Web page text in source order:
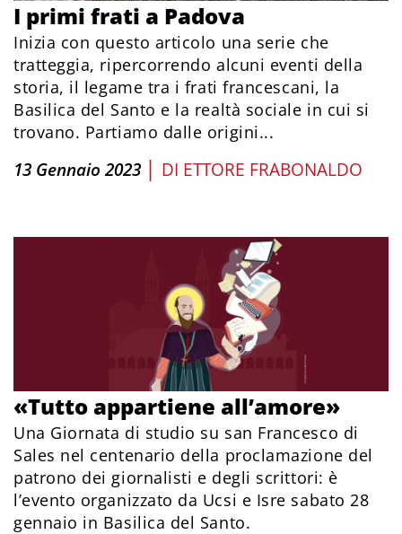
I primi frati a Padova
Inizia con questo articolo una serie che
tratteggia, ripercorrendo alcuni eventi della
storia, il legame tra i frati francescani, la
Basilica del Santo e la realtà sociale in cui si
trovano. Partiamo dalle origini...
13 Gennaio 2023 | DI ETTORE FRABONALDO
«Tutto appartiene all’amore»
Una Giornata di studio su san Francesco di
Sales nel centenario della proclamazione del
patrono dei giornalisti e degli scrittori: è
l’evento organizzato da Ucsi e Isre sabato 28
gennaio in Basilica del Santo.